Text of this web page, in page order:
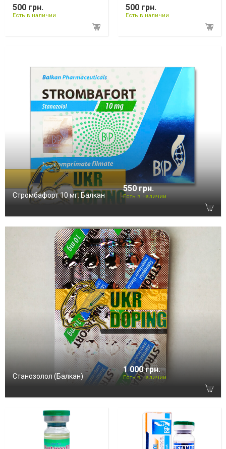
500 грн.
Есть в наличии
500 грн.
Есть в наличии
Стромбафорт 10 мг. Балкан
550 грн.
Есть в наличии
Станозолол (Балкан)
1 000 грн.
Есть в наличии